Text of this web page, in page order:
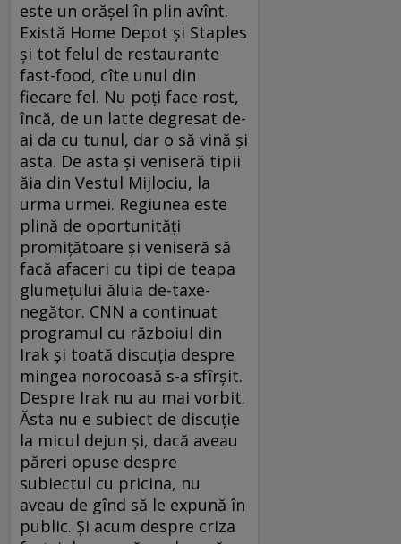
este un orăşel în plin avînt.
Există Home Depot şi Staples
şi tot felul de restaurante
fast-food, cîte unul din
fiecare fel. Nu poţi face rost,
încă, de un latte degresat de-
ai da cu tunul, dar o să vină şi
asta. De asta şi veniseră tipii
ăia din Vestul Mijlociu, la
urma urmei. Regiunea este
plină de oportunităţi
promiţătoare şi veniseră să
facă afaceri cu tipi de teapa
glumeţului ăluia de-taxe-
negător. CNN a continuat
programul cu războiul din
Irak şi toată discuţia despre
mingea norocoasă s-a sfîrşit.
Despre Irak nu au mai vorbit.
Ăsta nu e subiect de discuţie
la micul dejun şi, dacă aveau
păreri opuse despre
subiectul cu pricina, nu
aveau de gînd să le expună în
public. Şi acum despre criza